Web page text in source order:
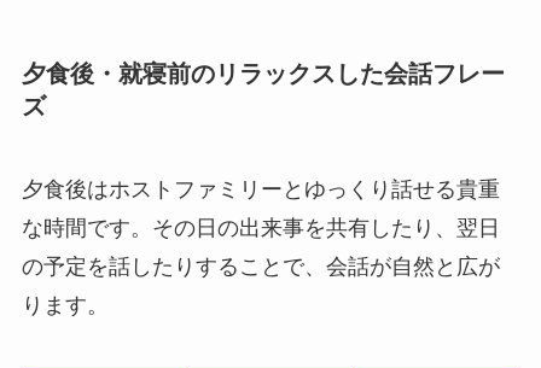
夕食後・就寝前のリラックスした会話フレー
ズ
夕食後はホストファミリーとゆっくり話せる貴重
な時間です。その日の出来事を共有したり、翌日
の予定を話したりすることで、会話が自然と広が
ります。